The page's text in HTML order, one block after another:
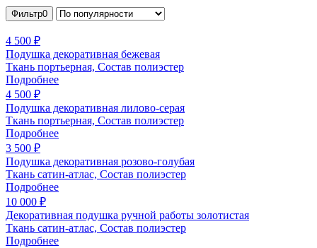
Фильтр0
4 500 ₽
Подушка декоративная бежевая
Ткань портьерная, Состав полиэстер
Подробнее
4 500 ₽
Подушка декоративная лилово-серая
Ткань портьерная, Состав полиэстер
Подробнее
3 500 ₽
Подушка декоративная розово-голубая
Ткань сатин-атлас, Состав полиэстер
Подробнее
10 000 ₽
Декоративная подушка ручной работы золотистая
Ткань сатин-атлас, Состав полиэстер
Подробнее